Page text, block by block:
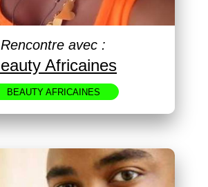
Rencontre avec :
Africaines
BEAUTY AFRICAINES